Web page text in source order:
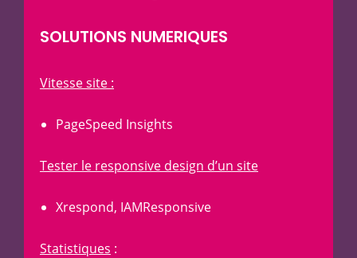
SOLUTIONS NUMERIQUES
Vitesse site :
PageSpeed Insights
Tester le responsive design d’un site
Xrespond, IAMResponsive
Statistiques :